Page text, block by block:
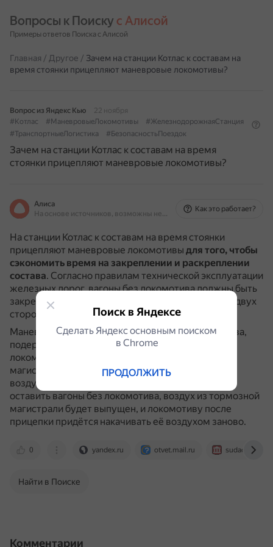
Вопросы к Поиску с Алисой
Примеры ответов Поиска с Алисой
Главная / Другое / Зачем на станции Котлас к составам на
время стоянки прицепляют маневровые локомотивы?
Вопрос из Яндекс Кью
22 ноября
#Котлас
#МаневровыеЛокомотивы
#ЖелезнодорожнаяСтанция
#ТранспортныеЛогистика
#БезопасностьПоездок
Зачем на станции Котлас к составам на время
стоянки прицепляют маневровые локомотивы?
Алиса
На основе источников, возможны неточности
Как это работает?
На станции Котлас к составам на время стоянки
прицепляют маневровые локомотивы для того, чтобы
сэкономить время на закреплении и раскреплении
состава. Согласно правилам технической эксплуатации
железных дорог, вагоны без локомотива должны быть
закреплены тормозными башмаками с накатом с двух
сторон.
Маневровый локомотив, загнанный в хвост состава,
подержит его на тормозах, пока с головы меняют
локомотив.
магистраль всего поезда останется заряженной
воздухом, в ней сохранится давление.
оставить вагоны без локомотива, воздух из тормозной
магистрали будет выпущен, и локомотиву после
прицепки придётся накачивать её воздухом заново.
0 yandex.ru otvet.mail.ru sudact.ru
Найти в Поиске
Комментарии
Поиск в Яндексе
Сделать Яндекс основным поиском
в Сhrome
ПРОДОЛЖИТЬ